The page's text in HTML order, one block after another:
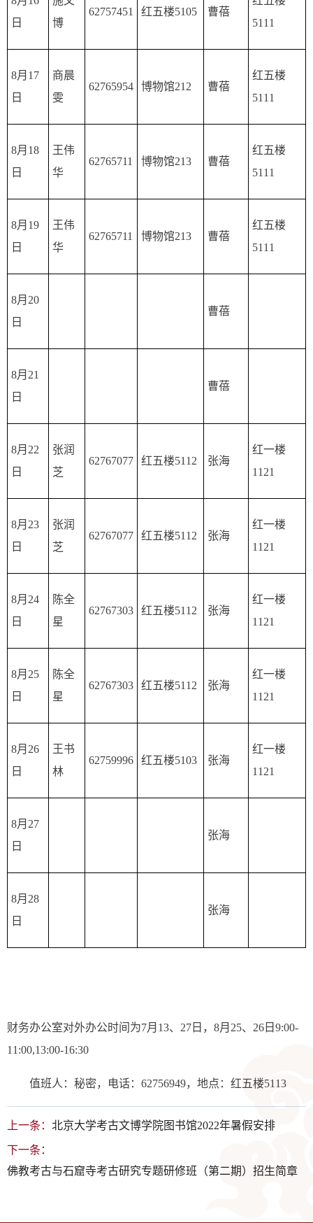
日
博
62757451 红五楼5105 曹蓓
5111
8月17
日
商晨
雯
62765954 博物馆212 曹蓓
红五楼
5111
8月18
日
王伟
华
62765711 博物馆213 曹蓓
红五楼
5111
8月19
日
王伟
华
62765711 博物馆213 曹蓓
红五楼
5111
8月20
日
曹蓓
8月21
日
曹蓓
8月22
日
张润
芝
62767077 红五楼5112 张海
红一楼
1121
8月23
日
张润
芝
62767077 红五楼5112 张海
红一楼
1121
8月24
日
陈全
星
62767303 红五楼5112 张海
红一楼
1121
8月25
日
陈全
星
62767303 红五楼5112 张海
红一楼
1121
8月26
日
王书
林
62759996 红五楼5103 张海
红一楼
1121
8月27
日
张海
8月28
日
张海
财务办公室对外办公时间为7月13、27日，8月25、26日9:00-
11:00,13:00-16:30
值班人：秘密，电话：62756949，地点：红五楼5113
上一条： 北京大学考古文博学院图书馆2022年暑假安排
下一条：
佛教考古与石窟寺考古研究专题研修班（第二期）招生简章